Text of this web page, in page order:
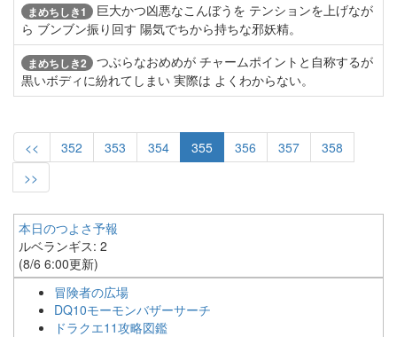
まめちしき1
巨大かつ凶悪なこんぼうを テンションを上げなが
ら ブンブン振り回す 陽気でちから持ちな邪妖精。
まめちしき2
つぶらなおめめが チャームポイントと自称するが
黒いボディに紛れてしまい 実際は よくわからない。
<< 352 353 354 355 356 357
358
>>
本日のつよさ予報
ルベランギス: 2
(8/6 6:00更新)
冒険者の広場
DQ10モーモンバザーサーチ
ドラクエ11攻略図鑑